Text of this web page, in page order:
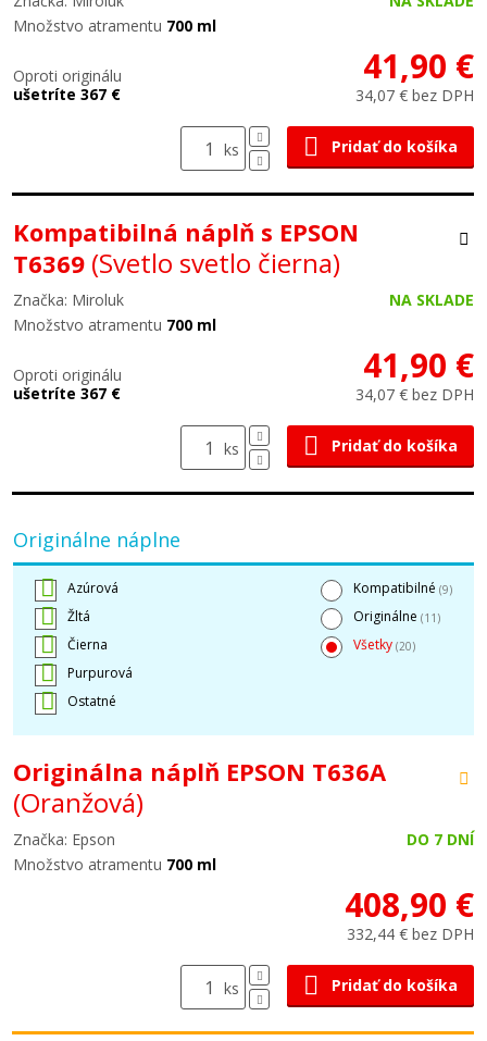
Množstvo atramentu 700 ml
Oproti originálu
ušetríte 367 €
41,90 €
34,07 € bez DPH
ks Pridať do košíka
Kompatibilná náplň s EPSON
T6369 (Svetlo svetlo čierna)
Značka: Miroluk
NA SKLADE
Množstvo atramentu 700 ml
Oproti originálu
ušetríte 367 €
41,90 €
34,07 € bez DPH
ks Pridať do košíka
Originálne náplne
Azúrová
Žltá
Čierna
Purpurová
Ostatné
Kompatibilné (9)
Originálne (11)
Všetky (20)
Originálna náplň EPSON T636A
(Oranžová)
Značka: Epson
DO 7 DNÍ
Množstvo atramentu 700 ml
408,90 €
332,44 € bez DPH
ks Pridať do košíka